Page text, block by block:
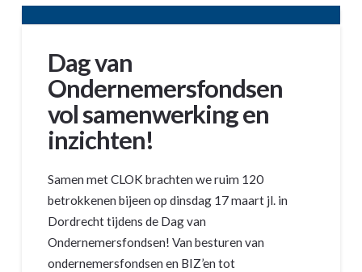
Dag van
Ondernemersfondsen
vol samenwerking en
inzichten!
Samen met CLOK brachten we ruim 120
betrokkenen bijeen op dinsdag 17 maart jl. in
Dordrecht tijdens de Dag van
Ondernemersfondsen! Van besturen van
ondernemersfondsen en BIZ’en tot